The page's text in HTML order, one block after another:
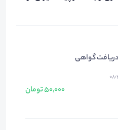
دریافت گواهی
50,000 تومان